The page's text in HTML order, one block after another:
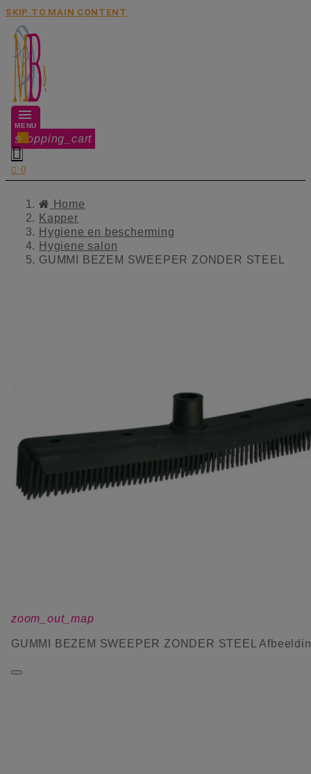
SKIP TO MAIN CONTENT
MENU
shopping_cart
0

 0
Home
Kapper
Hygiene en bescherming
Hygiene salon
GUMMI BEZEM SWEEPER ZONDER STEEL
zoom_out_map
GUMMI BEZEM SWEEPER ZONDER STEEL